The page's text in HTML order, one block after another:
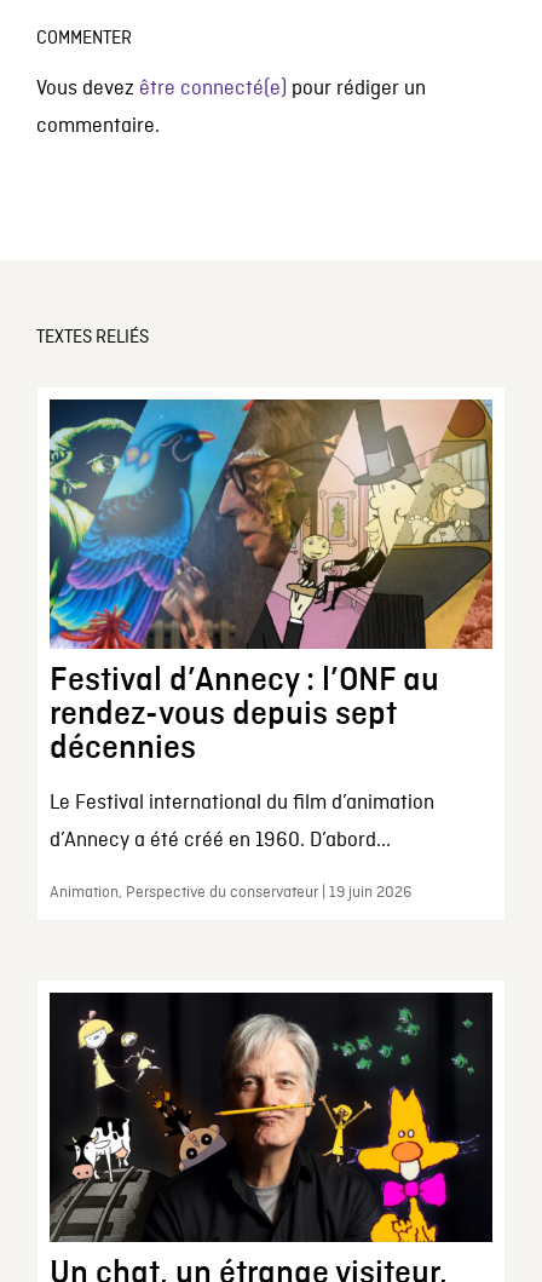
COMMENTER
Vous devez être connecté(e) pour rédiger un
commentaire.
TEXTES RELIÉS
Festival d’Annecy : l’ONF au
rendez-vous depuis sept
décennies
Le Festival international du film d’animation
d’Annecy a été créé en 1960. D’abord...
Animation, Perspective du conservateur | 19 juin 2026
Un chat, un étrange visiteur,